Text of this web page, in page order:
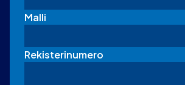
Malli
Rekisterinumero